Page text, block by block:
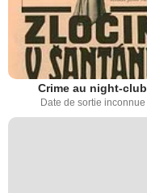
Crime au night-club
Date de sortie inconnue